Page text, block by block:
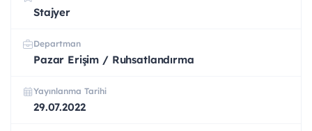
Stajyer
Departman
Pazar Erişim / Ruhsatlandırma
Yayınlanma Tarihi
29.07.2022